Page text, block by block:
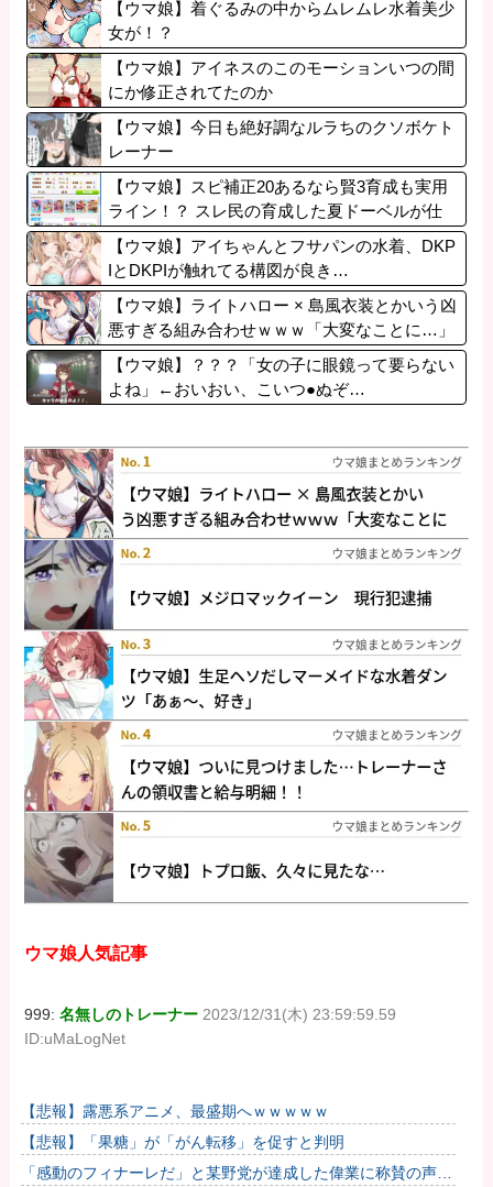
【ウマ娘】着ぐるみの中からムレムレ水着美少
女が！？
【ウマ娘】アイネスのこのモーションいつの間
にか修正されてたのか
【ウマ娘】今日も絶好調なルラちのクソボケト
レーナー
【ウマ娘】スピ補正20あるなら賢3育成も実用
ライン！？ スレ民の育成した夏ドーベルが仕
上がりつつある件
【ウマ娘】アイちゃんとフサパンの水着、DKP
IとDKPIが触れてる構図が良き…
【ウマ娘】ライトハロー × 島風衣装とかいう凶
悪すぎる組み合わせｗｗｗ「大変なことに…」
【ウマ娘】？？？「女の子に眼鏡って要らない
よね」←おいおい、こいつ●ぬぞ…
ウマ娘人気記事
999:名無しのトレーナー 2023/12/31(木) 23:59:59.59
ID:uMaLogNet
【悲報】露悪系アニメ、最盛期へｗｗｗｗｗ
【悲報】「果糖」が「がん転移」を促すと判明
「感動のフィナーレだ」と某野党が達成した偉業に称賛の声が